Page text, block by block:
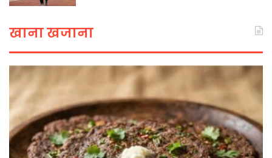
खाना खजाना